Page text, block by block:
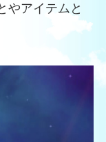
やアイテムと